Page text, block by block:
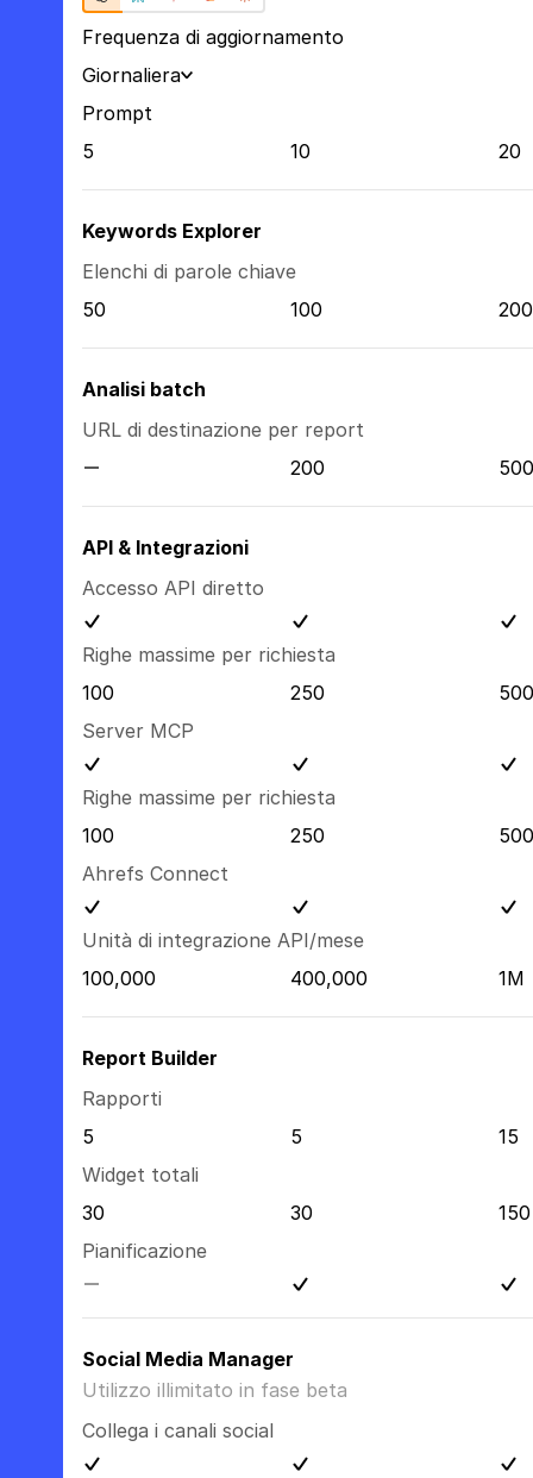
Frequenza di aggiornamento
Giornaliera
Prompt
5
10 20
Keywords Explorer
Elenchi di parole chiave
50
100 200
Analisi batch
URL di destinazione per report
200
500
API & Integrazioni
Accesso API diretto
Righe massime per richiesta
100
250
500
Server MCP
Righe massime per richiesta
100
250
500
Ahrefs Connect
Unità di integrazione API/mese
100,000
400,000 1M
Report Builder
Rapporti
5
5
15
Widget totali
30
30
150
Pianificazione
Social Media Manager
Utilizzo illimitato in fase beta
Collega i canali social